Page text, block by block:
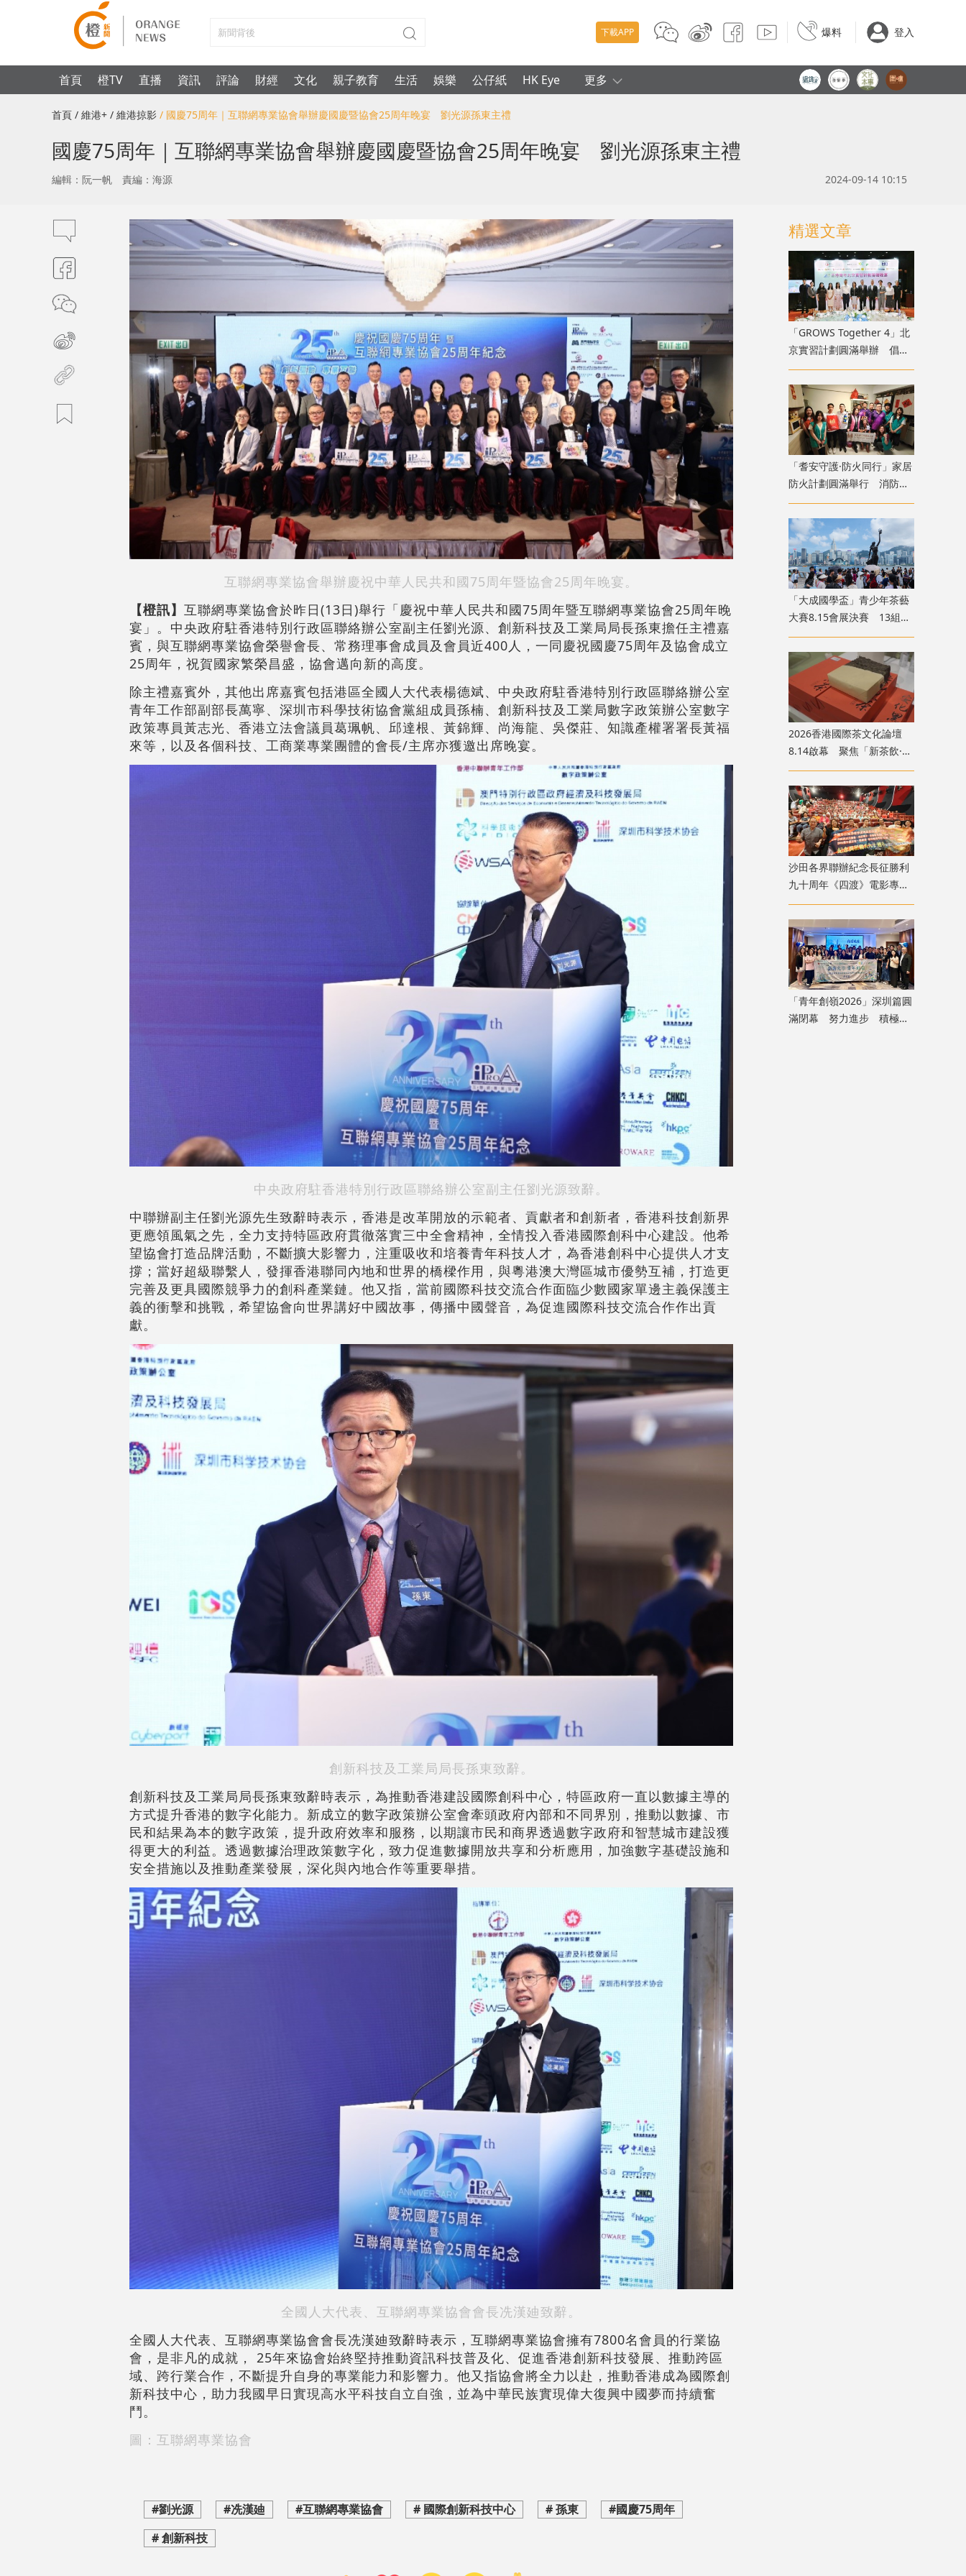
下載APP 爆料 登入
首頁 橙TV 直播 資訊 評論 財經 文化 親子教育 生活 娛樂 公仔紙 HK Eye 更多
首頁 / 維港+ / 維港掠影 / 國慶75周年｜互聯網專業協會舉辦慶國慶暨協會25周年晚宴 劉光源孫東主禮
國慶75周年｜互聯網專業協會舉辦慶國慶暨協會25周年晚宴 劉光源孫東主禮
編輯：阮一帆 責編：海源 2024-09-14 10:15
互聯網專業協會舉辦慶祝中華人民共和國75周年暨協會25周年晚宴。
【橙訊】 互聯網專業協會於昨日(13日)舉行「慶祝中華人民共和國75周年暨互聯網專業協會25周年晚
宴」。中央政府駐香港特別行政區聯絡辦公室副主任劉光源、創新科技及工業局局長孫東擔任主禮嘉
賓，與互聯網專業協會榮譽會長、常務理事會成員及會員近400人，一同慶祝國慶75周年及協會成立
25周年，祝賀國家繁榮昌盛，協會邁向新的高度。
除主禮嘉賓外，其他出席嘉賓包括港區全國人大代表楊德斌、中央政府駐香港特別行政區聯絡辦公室
青年工作部副部長萬寧、深圳市科學技術協會黨組成員孫楠、創新科技及工業局數字政策辦公室數字
政策專員黃志光、香港立法會議員葛珮帆、邱達根、黃錦輝、尚海龍、吳傑莊、知識產權署署長黃福
來等，以及各個科技、工商業專業團體的會長/主席亦獲邀出席晚宴。
中央政府駐香港特別行政區聯絡辦公室副主任劉光源致辭。
中聯辦副主任劉光源先生致辭時表示，香港是改革開放的示範者、貢獻者和創新者，香港科技創新界
更應領風氣之先，全力支持特區政府貫徹落實三中全會精神，全情投入香港國際創科中心建設。他希
望協會打造品牌活動，不斷擴大影響力，注重吸收和培養青年科技人才，為香港創科中心提供人才支
撐；當好超級聯繫人，發揮香港聯同內地和世界的橋樑作用，與粵港澳大灣區城市優勢互補，打造更
完善及更具國際競爭力的創科產業鏈。他又指，當前國際科技交流合作面臨少數國家單邊主義保護主
義的衝擊和挑戰，希望協會向世界講好中國故事，傳播中國聲音，為促進國際科技交流合作作出貢
獻。
創新科技及工業局局長孫東致辭。
創新科技及工業局局長孫東致辭時表示，為推動香港建設國際創科中心，特區政府一直以數據主導的
方式提升香港的數字化能力。新成立的數字政策辦公室會牽頭政府內部和不同界別，推動以數據、市
民和結果為本的數字政策，提升政府效率和服務，以期讓市民和商界透過數字政府和智慧城市建設獲
得更大的利益。透過數據治理政策數字化，致力促進數據開放共享和分析應用，加強數字基礎設施和
安全措施以及推動產業發展，深化與內地合作等重要舉措。
全國人大代表、互聯網專業協會會長冼漢廸致辭。
全國人大代表、互聯網專業協會會長冼漢廸致辭時表示，互聯網專業協會擁有7800名會員的行業協
會，是非凡的成就， 25年來協會始終堅持推動資訊科技普及化、促進香港創新科技發展、推動跨區
域、跨行業合作，不斷提升自身的專業能力和影響力。他又指協會將全力以赴，推動香港成為國際創
新科技中心，助力我國早日實現高水平科技自立自強，並為中華民族實現偉大復興中國夢而持續奮
鬥。
圖：互聯網專業協會
#劉光源 #冼漢廸 #互聯網專業協會 # 國際創新科技中心 # 孫東
#國慶75周年
# 創新科技
精選文章
「GROWS Together 4」北
京實習計劃圓滿舉辦 倡香
港青年融入國家廣闊舞台
「耆安守護·防火同行」家居
防火計劃圓滿舉行 消防處
義工隊為長者裝「防火三
寶」
「大成國學盃」青少年茶藝
大賽8.15會展決賽 13組兩
岸四地選手香江以茗會友
2026香港國際茶文化論壇
8.14啟幕 聚焦「新茶飲·新
茶食·新格局」黃金賽道
沙田各界聯辦紀念長征勝利
九十周年《四渡》電影專
場 逾1100人觀影傳遞長征
精神
「青年創嶺2026」深圳篇圓
滿閉幕 努力進步 積極融